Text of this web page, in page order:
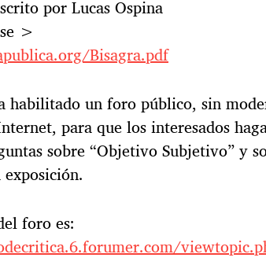
por Lucas Ospina
>
Bisagra.pdf
habilitado un foro público, sin
para que los interesados
sobre “Objetivo Subjetivo” y
foro es: